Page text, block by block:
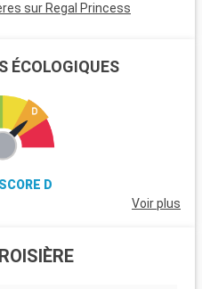
sur Regal Princess
ÉCOLOGIQUES
D
Voir plus